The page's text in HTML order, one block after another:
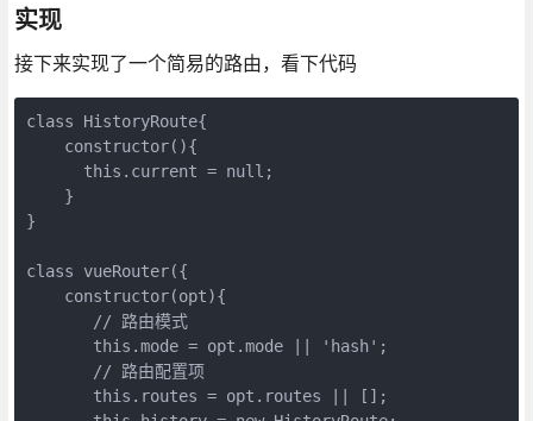
实现
接下来实现了一个简易的路由，看下代码
class HistoryRoute{
    constructor(){
      this.current = null;
    }
}
class vueRouter({
    constructor(opt){
       // 路由模式
       this.mode = opt.mode || 'hash';
       // 路由配置项
       this.routes = opt.routes || [];